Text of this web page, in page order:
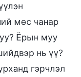
мөс чанар
Ёрын муу
нь үү?
гэрчлэл